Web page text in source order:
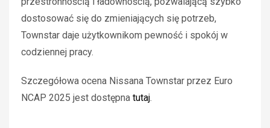
dostosować się do zmieniających się potrzeb,
Townstar daje użytkownikom pewność i spokój w
codziennej pracy.
Szczegółowa ocena Nissana Townstar przez Euro
NCAP 2025 jest dostępna tutaj.